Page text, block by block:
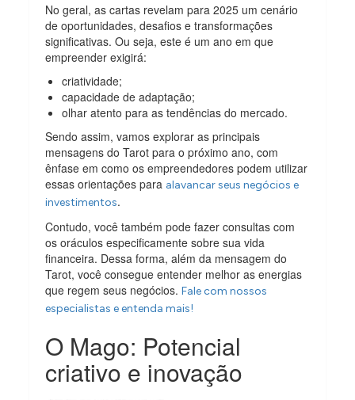
No geral, as cartas revelam para 2025 um cenário
de oportunidades, desafios e transformações
significativas. Ou seja, este é um ano em que
empreender exigirá:
criatividade;
capacidade de adaptação;
olhar atento para as tendências do mercado.
Sendo assim, vamos explorar as principais
mensagens do Tarot para o próximo ano, com
ênfase em como os empreendedores podem utilizar
essas orientações para alavancar seus negócios e
investimentos.
Contudo, você também pode fazer consultas com
os oráculos especificamente sobre sua vida
financeira. Dessa forma, além da mensagem do
Tarot, você consegue entender melhor as energias
que regem seus negócios.Fale com nossos
especialistas e entenda mais!
O Mago: Potencial
criativo e inovação